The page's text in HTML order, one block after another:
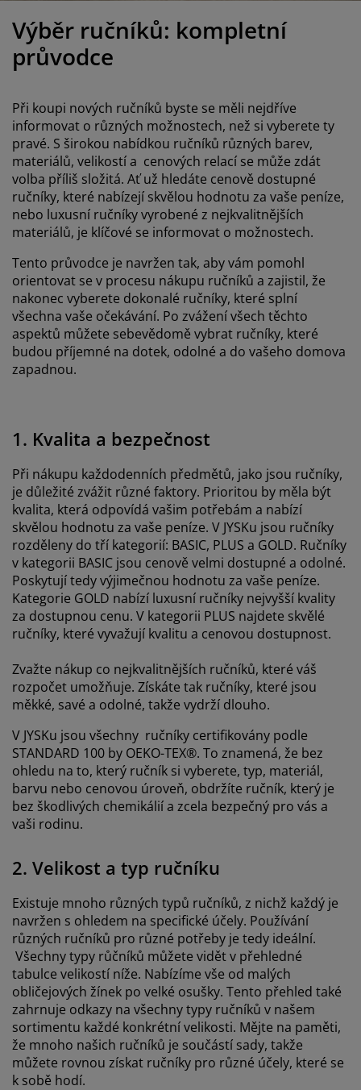
skříněrámy s úložným prostorem
matrace
postele
o nábytek/doplňky
osvětlení
mazlíčky
Výběr ručníků: kompletní
průvodce
Při koupi nových ručníků byste se měli nejdříve
informovat o různých možnostech, než si vyberete ty
pravé. S širokou nabídkou ručníků různých barev,
materiálů, velikostí a cenových relací se může zdát
volba příliš složitá. Ať už hledáte cenově dostupné
ručníky, které nabízejí skvělou hodnotu za vaše peníze,
nebo luxusní ručníky vyrobené z nejkvalitnějších
materiálů, je klíčové se informovat o možnostech.
Tento průvodce je navržen tak, aby vám pomohl
orientovat se v procesu nákupu ručníků a zajistil, že
nakonec vyberete dokonalé ručníky, které splní
všechna vaše očekávání. Po zvážení všech těchto
aspektů můžete sebevědomě vybrat ručníky, které
budou příjemné na dotek, odolné a do vašeho domova
zapadnou.
1. Kvalita a bezpečnost
Při nákupu každodenních předmětů, jako jsou ručníky,
je důležité zvážit různé faktory. Prioritou by měla být
kvalita, která odpovídá vašim potřebám a nabízí
skvělou hodnotu za vaše peníze. V JYSKu jsou ručníky
rozděleny do tří kategorií: BASIC, PLUS a GOLD. Ručníky
v kategorii BASIC jsou cenově velmi dostupné a odolné.
Poskytují tedy výjimečnou hodnotu za vaše peníze.
Kategorie GOLD nabízí luxusní ručníky nejvyšší kvality
za dostupnou cenu. V kategorii PLUS najdete skvělé
ručníky, které vyvažují kvalitu a cenovou dostupnost.
Zvažte nákup co nejkvalitnějších ručníků, které váš
rozpočet umožňuje. Získáte tak ručníky, které jsou
měkké, savé a odolné, takže vydrží dlouho.
V JYSKu jsou všechny ručníky certifikovány podle
STANDARD 100 by OEKO-TEX®. To znamená, že bez
ohledu na to, který ručník si vyberete, typ, materiál,
barvu nebo cenovou úroveň, obdržíte ručník, který je
bez škodlivých chemikálií a zcela bezpečný pro vás a
vaši rodinu.
2. Velikost a typ ručníku
Existuje mnoho různých typů ručníků, z nichž každý je
navržen s ohledem na specifické účely. Používání
různých ručníků pro různé potřeby je tedy ideální.
Všechny typy růčníků můžete vidět v přehledné
tabulce velikostí níže. Nabízíme vše od malých
obličejových žínek po velké osušky. Tento přehled také
zahrnuje odkazy na všechny typy ručníků v našem
sortimentu každé konkrétní velikosti. Mějte na paměti,
že mnoho našich ručníků je součástí sady, takže
můžete rovnou získat ručníky pro různé účely, které se
k sobě hodí.